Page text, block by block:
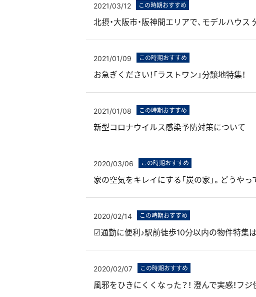
2021/03/12 この時期おすすめ
北摂・大阪市・阪神間エリアで、モデルハウス
2021/01/09 この時期おすすめ
お急ぎください！「ラストワン」分譲地特集！
2021/01/08 この時期おすすめ
新型コロナウイルス感染予防対策について
2020/03/06 この時期おすすめ
家の空気をキレイにする「炭の家」。どうや
2020/02/14 この時期おすすめ
☑通勤に便利♪駅前徒歩10分以内の物件特集
2020/02/07 この時期おすすめ
風邪をひきにくくなった？！ 澄んで実感！フ